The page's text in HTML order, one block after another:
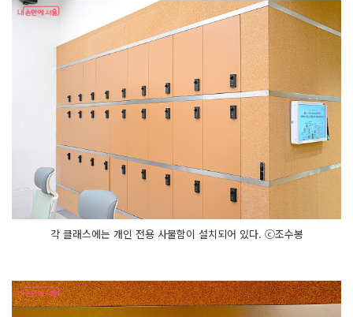
각 클래스에는 개인 전용 사물함이 설치되어 있다. ⓒ조수봉